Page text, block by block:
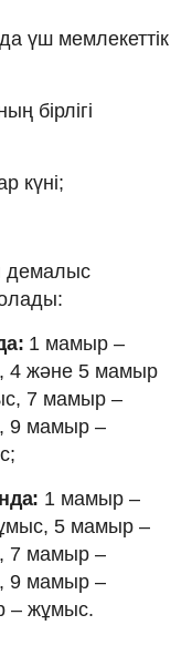
үш мемлекеттік
бірлігі
күні;
демалыс
1 мамыр –
4 және 5 мамыр
7 мамыр –
9 мамыр –
1 мамыр –
5 мамыр –
7 мамыр –
9 мамыр –
– жұмыс.